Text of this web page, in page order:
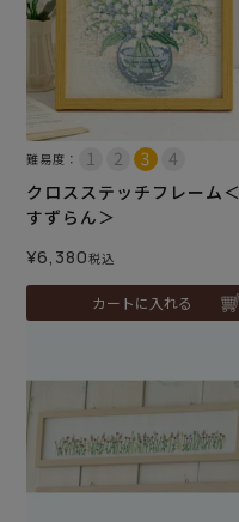
難易度：
クロスステッチフレーム＜
すずらん＞
¥6,380税込
カートに入れる